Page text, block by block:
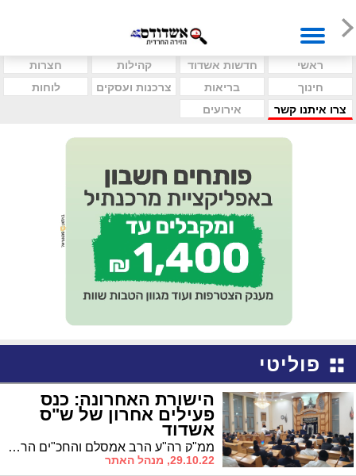
ראשי חדשות אשדוד קהילות
חצרות
חינוך
בריאות צרכנות ועסקים
לוחות
צרו איתנו קשר
אירועים
פוליטי
הישורת האחרונה: כנס
פעילים אחרון של ש"ס
אשדוד
ממ"ק רה"ע הרב אמסלם והחכ"ים הרב מרגי והרב אזולאי הלהיבו את הפעילים: חייבים להצליח
29.10.22, מנהל האתר